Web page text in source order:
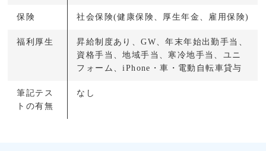
保険 社会保険(健康保険、厚生年金、雇用保険)
福利厚生
昇給制度あり、GW、年末年始出勤手当、
資格手当、地域手当、寒冷地手当、ユニ
フォーム、iPhone・車・電動自転車貸与
筆記テス
トの有無
なし